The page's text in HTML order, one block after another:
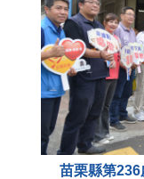
苗栗縣第